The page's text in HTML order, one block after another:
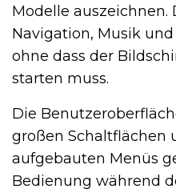
Modelle auszeichnen.
Navigation, Musik
ohne dass der
starten muss.
Die
großen Schaltflächen
aufgebauten Menüs
Bedienung während